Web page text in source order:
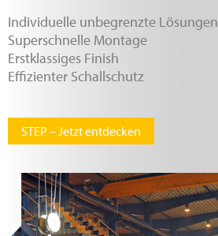
Individuelle unbegrenzte Lösungen
Superschnelle Montage
Erstklassiges Finish
Effizienter Schallschutz
STEP – Jetzt entdecken